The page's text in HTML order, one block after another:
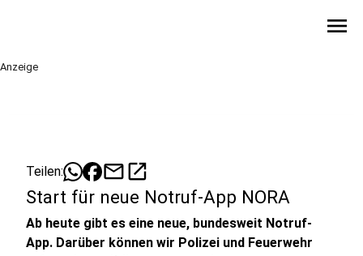
menu
Anzeige
Teilen: mailopen_in_new
Start für neue Notruf-App NORA
Ab heute gibt es eine neue, bundesweit Notruf-
App. Darüber können wir Polizei und Feuerwehr